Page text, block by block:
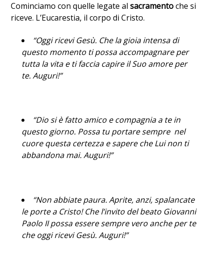
Cominciamo con quelle legate alsacramentoche si
riceve. L’Eucarestia, il corpo di Cristo.
“Oggi ricevi Gesù. Che la gioia intensa di
questo momento ti possa accompagnare per
tutta la vita e ti faccia capire il Suo amore per
te. Auguri!”
“Dio si è fatto amico e compagnia a te in
questo giorno. Possa tu portare sempre nel
cuore questa certezza e sapere che Lui non ti
abbandona mai. Auguri!”
“Non abbiate paura. Aprite, anzi, spalancate
le porte a Cristo! Che l’invito del beato Giovanni
Paolo II possa essere sempre vero anche per te
che oggi ricevi Gesù. Auguri!”